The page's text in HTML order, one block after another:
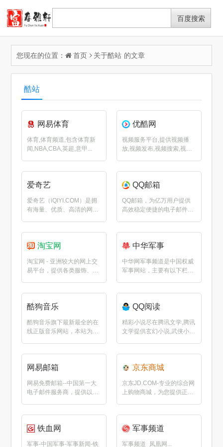
您现在的位置： 首页 关于酷站 的文章
酷站
网易体育
体育,体育频道,包含体育新
闻,NBA,CBA,英超,意甲...
优酷网
视频服务平台,提供视频播
放,视频发布,视频搜索,视频
爱奇艺
爱奇艺（iQIYI.COM）是拥
有海量、优质、高清的网
QQ邮箱
QQ邮箱，为亿万用户提供
高效稳定便捷的电子邮件服
淘宝网
淘宝网 - 亚洲较大的网上交
易平台，提供各类服饰、美
中华军事
中华网军事频道是中国权威
军事网站，主要有以下栏
酷狗音乐
酷狗音乐旗下最新最全的在
线正版音乐网站，本站为您
QQ阅读
精彩小说尽在腾讯文学,腾讯
文学提供玄幻小说,武侠小
网易邮箱
网易免费邮箱--中国第一大
电子邮件服务商，提供以
京东商城
京东JD.COM-专业的综合网
上购物商城，为您提供正品
铁血网
军事-中国军事-军事新闻-铁
军事频道
军事频道_凤凰网...